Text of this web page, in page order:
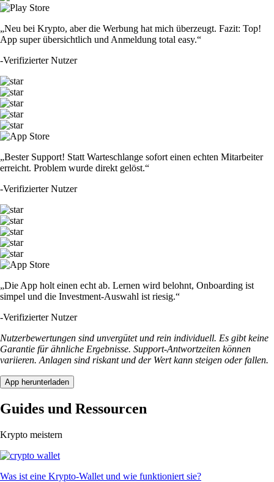
„Neu bei Krypto, aber die Werbung hat mich überzeugt. Fazit: Top!
App super übersichtlich und Anmeldung total easy.“
-Verifizierter Nutzer
„Bester Support! Statt Warteschlange sofort einen echten Mitarbeiter
erreicht. Problem wurde direkt gelöst.“
-Verifizierter Nutzer
„Die App holt einen echt ab. Lernen wird belohnt, Onboarding ist
simpel und die Investment-Auswahl ist riesig.“
-Verifizierter Nutzer
Nutzerbewertungen sind unvergütet und rein individuell. Es gibt keine
Garantie für ähnliche Ergebnisse. Support-Antwortzeiten können
variieren. Anlagen sind riskant und der Wert kann steigen oder fallen.
App herunterladen
Guides und Ressourcen
Krypto meistern
Was ist eine Krypto-Wallet und wie funktioniert sie?